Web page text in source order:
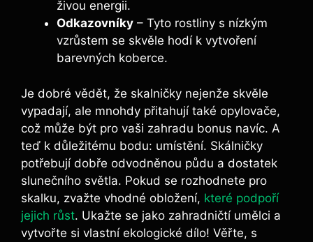
živou energii.
Odkazovníky – Tyto rostliny s nízkým
vzrůstem se skvěle hodí k vytvoření
barevných koberce.
Je dobré vědět, že skalničky nejenže skvěle
vypadají, ale mnohdy přitahují také opylovače,
což může být pro vaši zahradu bonus navíc. A
teď k důležitému bodu: umístění. Skálničky
potřebují dobře odvodněnou půdu a dostatek
slunečního světla. Pokud se rozhodnete pro
skalku, zvažte vhodné obložení, které podpoří
jejich růst. Ukažte se jako zahradničtí umělci a
vytvořte si vlastní ekologické dílo! Věřte, s